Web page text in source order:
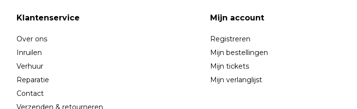
Klantenservice
Over ons
Inruilen
Verhuur
Reparatie
Contact
Verzenden & retourneren
Mijn account
Registreren
Mijn bestellingen
Mijn tickets
Mijn verlanglijst